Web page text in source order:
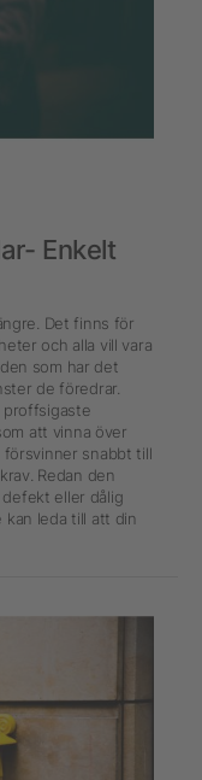
Enkelt
Det finns för
och alla vill vara
som har det
de föredrar.
att vinna över
försvinner snabbt till
Redan den
eller dålig
leda till att din